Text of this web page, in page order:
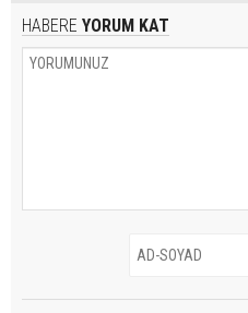
HABERE YORUM KAT